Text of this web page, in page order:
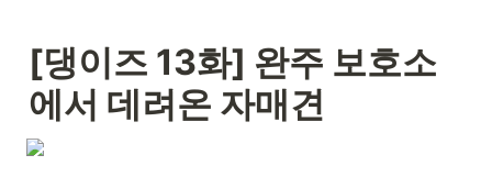
[댕이즈 13화] 완주 보호소
에서 데려온 자매견